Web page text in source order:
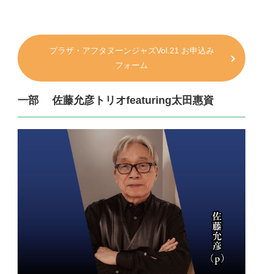
プラザ・アフタヌーンジャズVol.21 お申込み
フォーム
一部 佐藤允彦トリオfeaturing太田惠資